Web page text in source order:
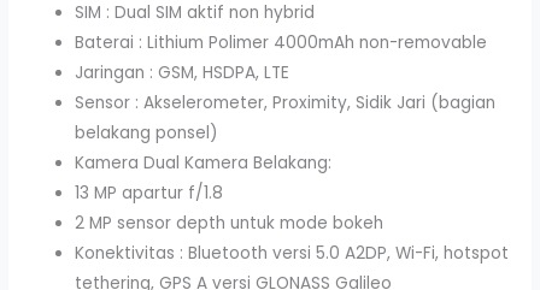
SIM : Dual SIM aktif non hybrid
Baterai : Lithium Polimer 4000mAh non-removable
Jaringan : GSM, HSDPA, LTE
Sensor : Akselerometer, Proximity, Sidik Jari (bagian
belakang ponsel)
Kamera Dual Kamera Belakang:
13 MP apartur f/1.8
2 MP sensor depth untuk mode bokeh
Konektivitas : Bluetooth versi 5.0 A2DP, Wi-Fi, hotspot
tethering, GPS A versi GLONASS Galileo